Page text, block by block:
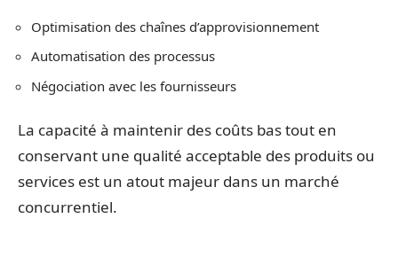
Optimisation des chaînes d’approvisionnement
Automatisation des processus
Négociation avec les fournisseurs
La capacité à maintenir des coûts bas tout en
conservant une qualité acceptable des produits ou
services est un atout majeur dans un marché
concurrentiel.